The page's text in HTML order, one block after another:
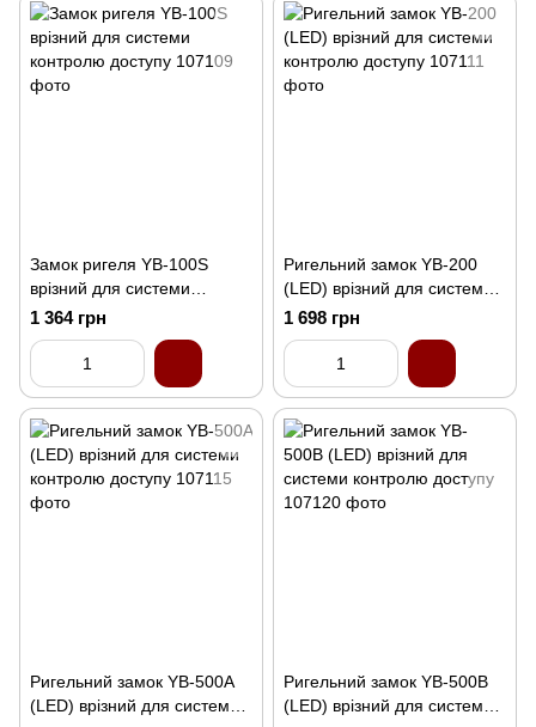
Замок ригеля YB-100S
врізний для системи
контролю доступу
1 364 грн
Ригельний замок YB-200
(LED) врізний для системи
контролю доступу
1 698 грн
Ригельний замок YB-500A
(LED) врізний для системи
Ригельний замок YB-500B
(LED) врізний для системи